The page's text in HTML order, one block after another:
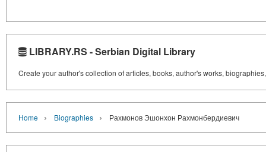
LIBRARY.RS - Serbian Digital Library
Create your author's collection of articles, books, author's works,
Home › Biographies › Рахмонов Эшонхон Рахмонбердиевич